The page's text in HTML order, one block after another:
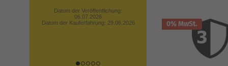
Datum der Veröffentlichung:
06.07.2026
Datum der Kauferfahrung: 29.06.2026
0% MwSt.